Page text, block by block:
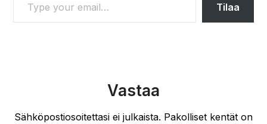
Tilaa
Vastaa
Sähköpostiosoitettasi ei julkaista. Pakolliset kentät on